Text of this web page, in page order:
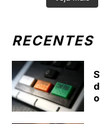
RECENTES